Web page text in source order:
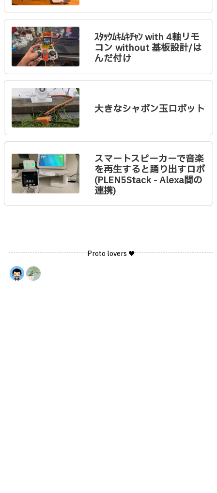
ｽﾀｯｸﾑｷﾑｷﾁｬﾝ with 4軸リモ
コン without 基板設計/は
んだ付け
大きなシャボン玉ロボット
スマートスピーカーで音楽
を再生すると踊り出すロボ
(PLEN5Stack - Alexa間の
連携)
Proto lovers ♥